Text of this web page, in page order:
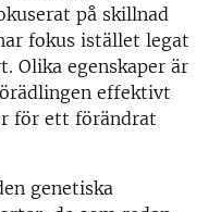
på skillnad
fokus istället legat
Olika egenskaper är
effektivt
för ett förändrat
genetiska